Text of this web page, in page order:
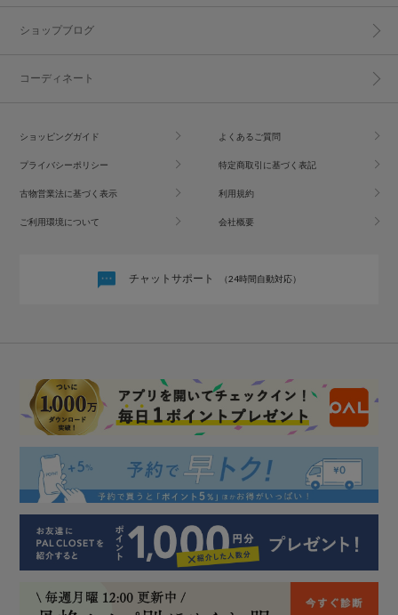
ショップブログ
コーディネート
ショッピングガイド よくあるご質問
プライバシーポリシー 特定商取引に基づく表記
古物営業法に基づく表示 利用規約
ご利用環境について 会社概要
チャットサポート （24時間自動対応）